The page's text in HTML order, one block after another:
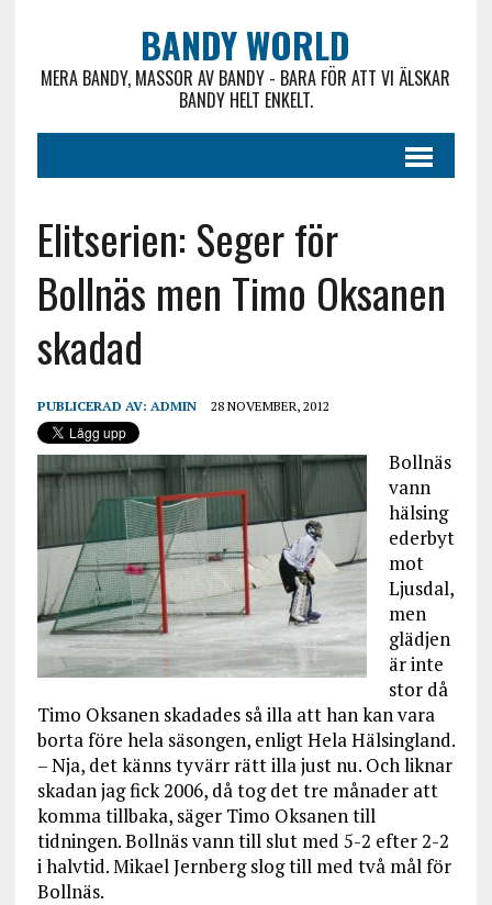
BANDY WORLD
MERA BANDY, MASSOR AV BANDY - BARA FÖR ATT VI ÄLSKAR
BANDY HELT ENKELT.
Elitserien: Seger för
Bollnäs men Timo Oksanen
skadad
PUBLICERAD AV: ADMIN 28 NOVEMBER, 2012
Bollnäs
vann
hälsing
ederbyt
mot
Ljusdal,
men
glädjen
är inte
stor då
Timo Oksanen skadades så illa att han kan vara
borta före hela säsongen, enligt Hela Hälsingland.
– Nja, det känns tyvärr rätt illa just nu. Och liknar
skadan jag fick 2006, då tog det tre månader att
komma tillbaka, säger Timo Oksanen till
tidningen. Bollnäs vann till slut med 5-2 efter 2-2
i halvtid. Mikael Jernberg slog till med två mål för
Bollnäs.